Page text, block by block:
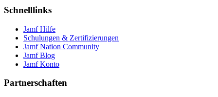
Schnelllinks
Jamf Hilfe
Schulungen & Zertifizierungen
Jamf Nation Community
Jamf Blog
Jamf Konto
Partnerschaften